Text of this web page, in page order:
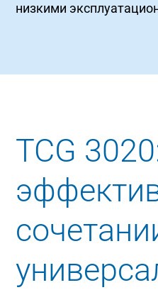
низкими
TCG